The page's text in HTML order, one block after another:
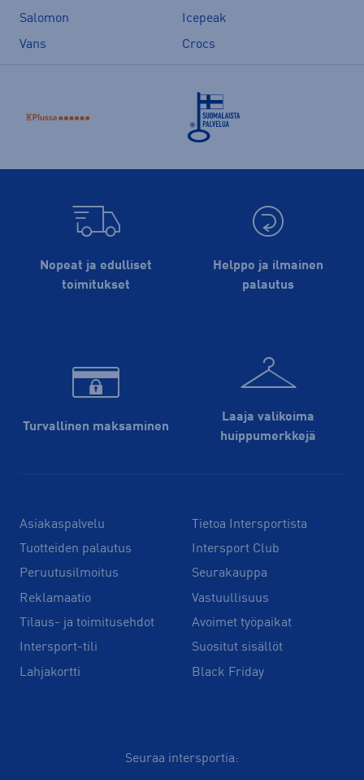
Salomon
Icepeak
Vans
Crocs
Nopeat ja edulliset
toimitukset
Helppo ja ilmainen
palautus
Turvallinen maksaminen
Laaja valikoima
huippu­merkkejä
Asiakaspalvelu
Tuotteiden palautus
Peruutusilmoitus
Reklamaatio
Tilaus- ja toimitusehdot
Intersport-tili
Lahjakortti
Tietoa Intersportista
Intersport Club
Seurakauppa
Vastuullisuus
Avoimet työpaikat
Suositut sisällöt
Black Friday
Seuraa intersportia: